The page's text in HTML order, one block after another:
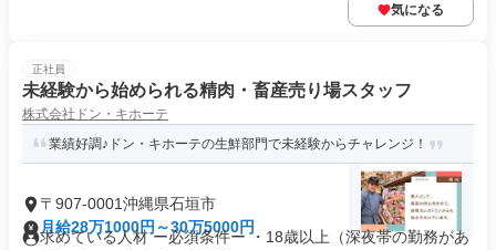
気になる
正社員
未経験から始められる精肉・畜産売り場スタッフ
株式会社ドン・キホーテ
業績好調♪ドン・キホーテの生鮮部門で未経験からチャレンジ！
〒907-0001沖縄県石垣市
月給28万1000円～30万5000円
求めている人材 ー必須条件ー ・18歳以上（深夜帯の勤務があ